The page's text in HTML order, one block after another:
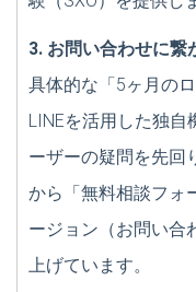
3. お問い合わせに繋
具体的な「5ヶ月の
LINEを活用した独
ーザーの疑問を先回
から「無料相談フォ
ージョン（お問い合
上げています。